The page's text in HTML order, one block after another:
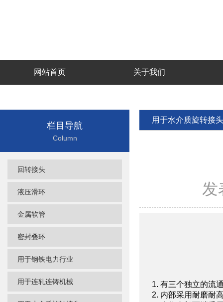
网站首页 关于我们
用于水介质旋转接头
发
1. 有三个独立的流
2. 内部采用耐磨耐
栏目导航
Column
回转接头
液压滑环
金属软管
密封叠环
用于钢铁电力行业
用于连轧连铸机械